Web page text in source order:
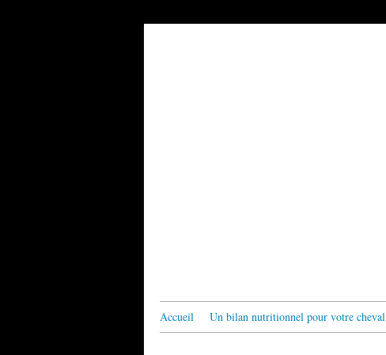
Accueil Un bilan nutritionnel pour votre cheval